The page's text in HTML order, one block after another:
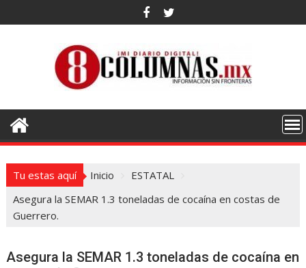
al
Tu estas aquí Inicio
ESTATAL
Asegura la SEMAR 1.3 toneladas de cocaína en costas de
Guerrero.
Asegura la SEMAR 1.3 toneladas de cocaína en